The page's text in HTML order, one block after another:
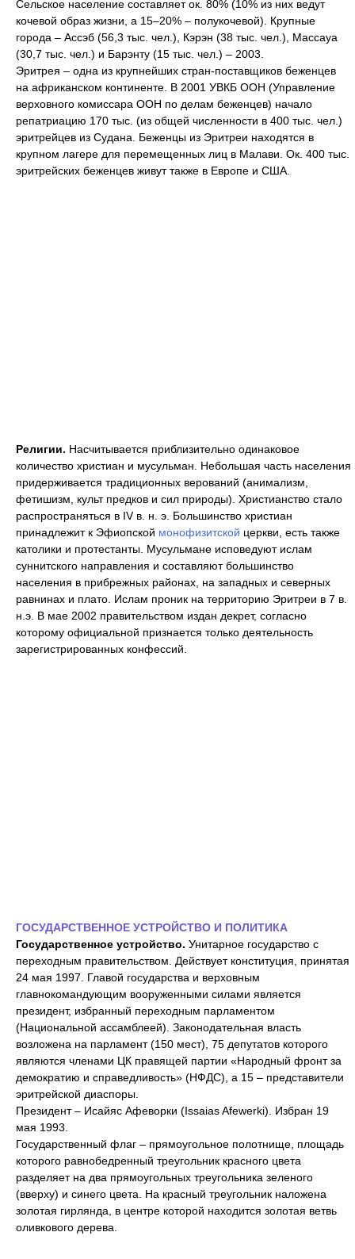
Сельское население составляет ок. 80% (10% из них ведут
кочевой образ жизни, а 15–20% – полукочевой). Крупные
города – Ассэб (56,3 тыс. чел.), Кэрэн (38 тыс. чел.), Массауа
(30,7 тыс. чел.) и Барэнту (15 тыс. чел.) – 2003.
Эритрея – одна из крупнейших стран-поставщиков беженцев
на африканском континенте. В 2001 УВКБ ООН (Управление
верховного комиссара ООН по делам беженцев) начало
репатриацию 170 тыс. (из общей численности в 400 тыс. чел.)
эритрейцев из Судана. Беженцы из Эритреи находятся в
крупном лагере для перемещенных лиц в Малави. Ок. 400 тыс.
эритрейских беженцев живут также в Европе и США.
Религии. Насчитывается приблизительно одинаковое
количество христиан и мусульман. Небольшая часть населения
придерживается традиционных верований (анимализм,
фетишизм, культ предков и сил природы). Христианство стало
распространяться в IV в. н. э. Большинство христиан
принадлежит к Эфиопской монофизитской церкви, есть также
католики и протестанты. Мусульмане исповедуют ислам
суннитского направления и составляют большинство
населения в прибрежных районах, на западных и северных
равнинах и плато. Ислам проник на территорию Эритреи в 7 в.
н.э. В мае 2002 правительством издан декрет, согласно
которому официальной признается только деятельность
зарегистрированных конфессий.
ГОСУДАРСТВЕННОЕ УСТРОЙСТВО И ПОЛИТИКА
Государственное устройство. Унитарное государство с
переходным правительством. Действует конституция, принятая
24 мая 1997. Главой государства и верховным
главнокомандующим вооруженными силами является
президент, избранный переходным парламентом
(Национальной ассамблеей). Законодательная власть
возложена на парламент (150 мест), 75 депутатов которого
являются членами ЦК правящей партии «Народный фронт за
демократию и справедливость» (НФДС), а 15 – представители
эритрейской диаспоры.
Президент – Исайяс Афеворки (Issaias Afewerki). Избран 19
мая 1993.
Государственный флаг – прямоугольное полотнище, площадь
которого равнобедренный треугольник красного цвета
разделяет на два прямоугольных треугольника зеленого
(вверху) и синего цвета. На красный треугольник наложена
золотая гирлянда, в центре которой находится золотая ветвь
оливкового дерева.